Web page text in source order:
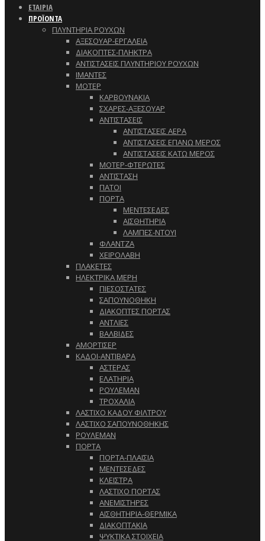
ΕΤΑΙΡΙΑ
ΠΡΟΪΟΝΤΑ
ΠΛΥΝΤΗΡΙΑ ΡΟΥΧΩΝ
ΑΞΕΣΟΥΑΡ-ΕΡΓΑΛΕΙΑ
ΔΙΑΚΟΠΤΕΣ-ΠΛΗΚΤΡΑ
ΑΝΤΙΣΤΑΣΕΙΣ ΠΛΥΝΤΗΡΙΟΥ ΡΟΥΧΩΝ
ΙΜΑΝΤΕΣ
ΜΟΤΕΡ
ΚΑΡΒΟΥΝΑΚΙΑ
ΣΧΑΡΕΣ-ΑΞΕΣΟΥΑΡ
ΑΝΤΙΣΤΑΣΕΙΣ
ΑΝΤΙΣΤΑΣΕΙΣ ΑΕΡΑ
ΑΝΤΙΣΤΑΣΕΙΣ ΕΠΑΝΩ ΜΕΡΟΣ
ΑΝΤΙΣΤΑΣΕΙΣ ΚΑΤΩ ΜΕΡΟΣ
ΜΟΤΕΡ-ΦΤΕΡΩΤΕΣ
ΑΝΤΙΣΤΑΣΗ
ΠΑΤΟΙ
ΠΟΡΤΑ
ΜΕΝΤΕΣΕΔΕΣ
ΑΙΣΘΗΤΗΡΙΑ
ΛΑΜΠΕΣ-ΝΤΟΥΙ
ΦΛΑΝΤΖΑ
ΧΕΙΡΟΛΑΒΗ
ΠΛΑΚΕΤΕΣ
ΗΛΕΚΤΡΙΚΑ ΜΕΡΗ
ΠΙΕΣΟΣΤΑΤΕΣ
ΣΑΠΟΥΝΟΘΗΚΗ
ΔΙΑΚΟΠΤΕΣ ΠΟΡΤΑΣ
ΑΝΤΛΙΕΣ
ΒΑΛΒΙΔΕΣ
ΑΜΟΡΤΙΣΕΡ
ΚΑΔΟΙ-ΑΝΤΙΒΑΡΑ
ΑΣΤΕΡΑΣ
ΕΛΑΤΗΡΙΑ
ΡΟΥΛΕΜΑΝ
ΤΡΟΧΑΛΙΑ
ΛΑΣΤΙΧΟ ΚΑΔΟΥ ΦΙΛΤΡΟΥ
ΛΑΣΤΙΧΟ ΣΑΠΟΥΝΟΘΗΚΗΣ
ΡΟΥΛΕΜΑΝ
ΠΟΡΤΑ
ΠΟΡΤΑ-ΠΛΑΙΣΙΑ
ΜΕΝΤΕΣΕΔΕΣ
ΚΛΕΙΣΤΡΑ
ΛΑΣΤΙΧΟ ΠΟΡΤΑΣ
ΑΝΕΜΙΣΤΗΡΕΣ
ΑΙΣΘΗΤΗΡΙΑ-ΘΕΡΜΙΚΑ
ΔΙΑΚΟΠΤΑΚΙΑ
ΨΥΚΤΙΚΑ ΣΤΟΙΧΕΙΑ